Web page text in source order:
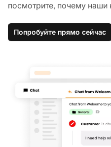
посмотрите, почему наши
Попробуйте прямо сейчас